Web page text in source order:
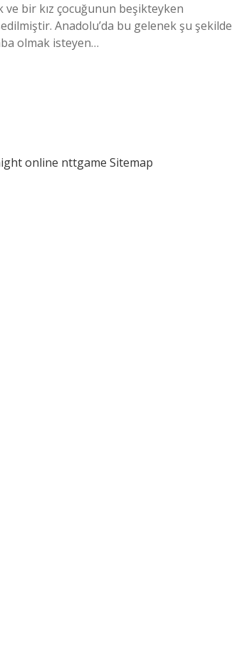
bir kız çocuğunun beşikteyken
Anadolu’da bu gelenek şu şekilde
olmak isteyen…
online nttgame Sitemap